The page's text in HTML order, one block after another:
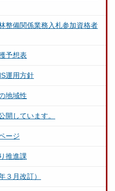
整備関係業務入札参加資格者
予想表
運用方針
地域性
開しています。
ージ
推進課
３月改訂）